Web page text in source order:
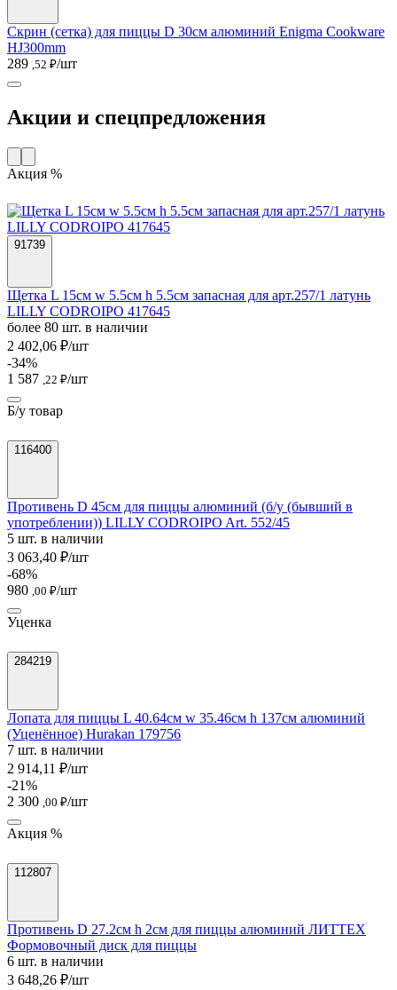
Скрин (сетка) для пиццы D 30см алюминий Enigma Cookware
HJ300mm
289 ,52 ₽/шт
Акции и спецпредложения
Акция %
91739
Щетка L 15см w 5.5см h 5.5см запасная для арт.257/1 латунь
LILLY CODROIPO 417645
более 80 шт. в наличии
2 402,06 ₽/шт
-34%
1 587 ,22 ₽/шт
Б/у товар
116400
Противень D 45см для пиццы алюминий (б/у (бывший в
употреблении)) LILLY CODROIPO Art. 552/45
5 шт. в наличии
3 063,40 ₽/шт
-68%
980 ,00 ₽/шт
Уценка
284219
Лопата для пиццы L 40.64см w 35.46см h 137см алюминий
(Уценённое) Hurakan 179756
7 шт. в наличии
2 914,11 ₽/шт
-21%
2 300 ,00 ₽/шт
Акция %
112807
Противень D 27.2см h 2см для пиццы алюминий ЛИТТЕХ
Формовочный диск для пиццы
6 шт. в наличии
3 648,26 ₽/шт